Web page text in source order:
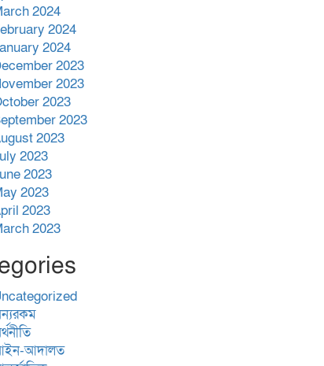
2024
2024
2024
2023
2023
2023
2023
2023
2023
2023
2023
2023
2023
আদালত